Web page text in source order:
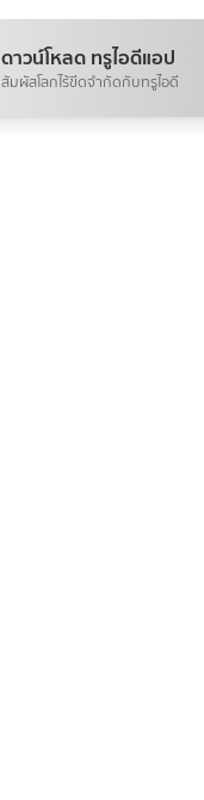
ดาวน์โหลด ทรูไอดีแอป
สัมผัสโลกไร้ขีดจำกัดกับทรูไอดี